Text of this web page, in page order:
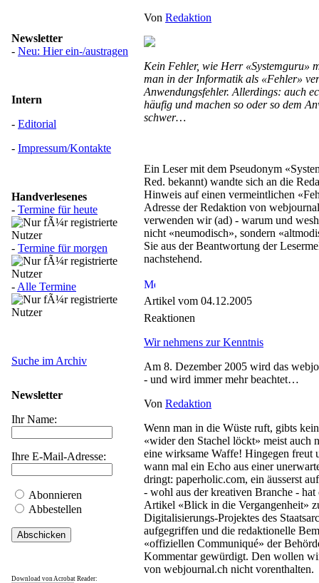
Newsletter
- Neu: Hier ein-/austragen
Intern
- Editorial
- Impressum/Kontakte
Handverlesenes
- Termine für heute
- Termine für morgen
- Alle Termine
Suche im Archiv
Newsletter
Ihr Name:
Ihre E-Mail-Adresse:
Abonnieren
Abbestellen
Download von Acrobat Reader:
Von Redaktion
Kein Fehler, wie Herr «Systemguru»
man in der Informatik als «Fehler»
Anwendungsfehler. Allerdings: auch
häufig und machen so oder so dem
schwer…
Ein Leser mit dem Pseudonym
Red. bekannt) wandte sich an die
Hinweis auf einen vermeintlichen
Adresse der Redaktion von
verwenden wir (ad) - warum und
nicht «neumodisch», sondern
Sie aus der Beantwortung der
nachstehend.
Artikel vom 04.12.2005
Reaktionen
Wir nehmens zur Kenntnis
Am 8. Dezember 2005 wird das
- und wird immer mehr beachtet…
Von Redaktion
Wenn man in die Wüste ruft, gibts
«wider den Stachel löckt» meist auch
eine wirksame Waffe! Hingegen freut
wann mal ein Echo aus einer
dringt: paperholic.com, ein äusserst
- wohl aus der kreativen Branche -
Artikel «Blick in die Vergangenheit»
Digitalisierungs-Projektes des
aufgegriffen und die redaktionelle
«offiziellen Communiqué» der
Kommentar gewürdigt. Den wollen
von webjournal.ch nicht vorenthalten.